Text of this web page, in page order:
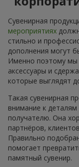
Сувенирная
мероприятиях
стильно и
дополнения могут
Именно поэтому мы
аксессуары и
которые выглядят
Такая сувенирная
внимание к
получателю. Она
партнёров,
Правильно
помогает
памятный сувенир.